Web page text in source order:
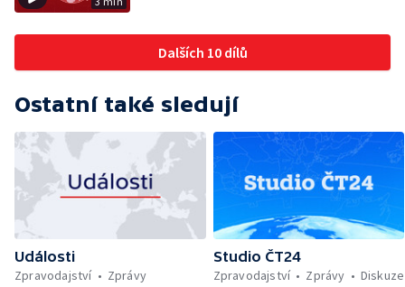
Dalších 10 dílů
Ostatní také sledují
Události
Zpravodajství
Zprávy
Studio ČT24
Zpravodajství
Zprávy Diskuze